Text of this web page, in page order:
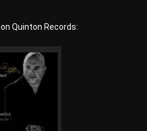
on Quinton Records: